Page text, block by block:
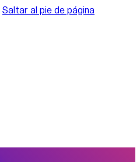
Saltar al pie de página